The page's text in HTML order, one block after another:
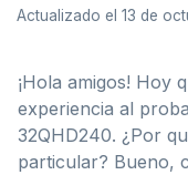
Actualizado el 13 de
¡Hola amigos! Hoy
experiencia al
32QHD240. ¿Por
particular? Bueno,